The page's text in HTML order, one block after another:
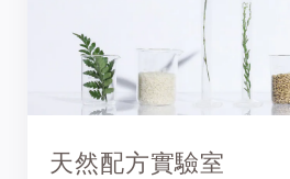
天然配方實驗室